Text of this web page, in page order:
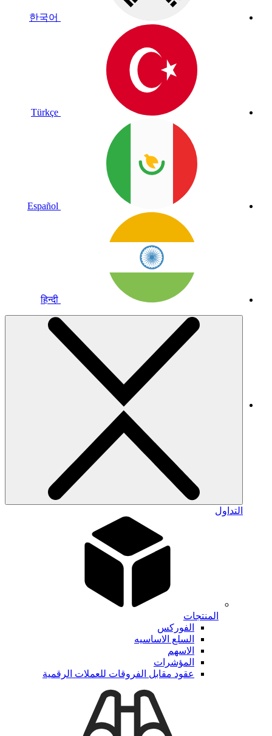
한국어
Türkçe
Español
हिन्दी
التداول
المنتجات
الفوركس
السلع الاساسيه
الاسهم
المؤشرات
عقود مقابل الفروقات للعملات الرقمية